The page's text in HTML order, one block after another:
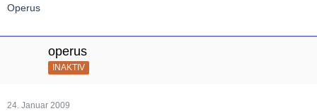
Operus
operus
INAKTIV
24. Januar 2009